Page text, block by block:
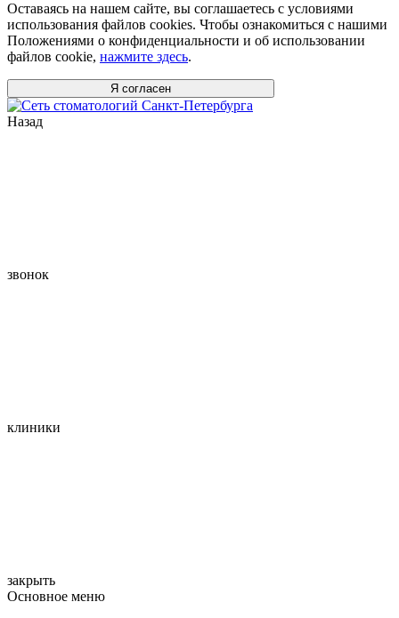
Оставаясь на нашем сайте, вы соглашаетесь с условиями
использования файлов cookies. Чтобы ознакомиться с нашими
Положениями о конфиденциальности и об использовании
файлов cookie, нажмите здесь.
Я согласен
Назад
звонок
клиники
закрыть
Основное меню